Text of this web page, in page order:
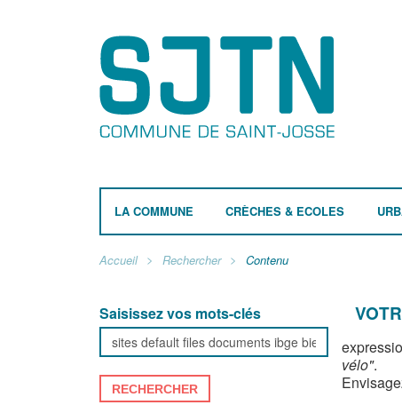
LA COMMUNE CRÈCHES & ECOLES
Accueil Rechercher Contenu
Saisissez vos mots-clés
RECHERCHER
vélo".